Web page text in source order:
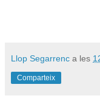
Llop Segarrenc a les
Comparteix